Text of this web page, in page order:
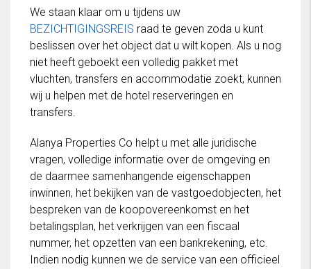
We staan klaar om u tijdens uw
BEZICHTIGINGSREIS raad te geven zoda u kunt
beslissen over het object dat u wilt kopen. Als u nog
niet heeft geboekt een volledig pakket met
vluchten, transfers en accommodatie zoekt, kunnen
wij u helpen met de hotel reserveringen en
transfers.
Alanya Properties Co helpt u met alle juridische
vragen, volledige informatie over de omgeving en
de daarmee samenhangende eigenschappen
inwinnen, het bekijken van de vastgoedobjecten, het
bespreken van de koopovereenkomst en het
betalingsplan, het verkrijgen van een fiscaal
nummer, het opzetten van een bankrekening, etc.
Indien nodig kunnen we de service van een officieel